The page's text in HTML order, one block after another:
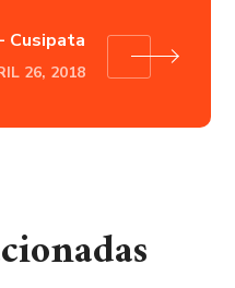
Cusipata
26, 2018